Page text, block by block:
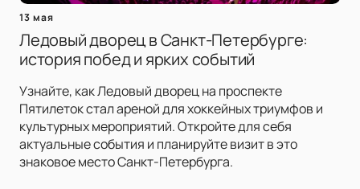
13 мая
Ледовый дворец в Санкт-Петербурге:
история побед и ярких событий
Узнайте, как Ледовый дворец на проспекте
Пятилеток стал ареной для хоккейных триумфов и
культурных мероприятий. Откройте для себя
актуальные события и планируйте визит в это
знаковое место Санкт-Петербурга.